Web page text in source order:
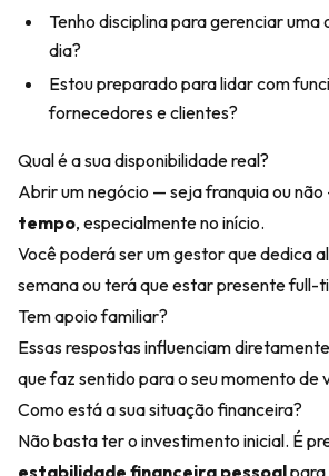
Tenho disciplina para gerenciar uma
dia?
Estou preparado para lidar com
fornecedores e clientes?
Qual é a sua disponibilidade real?
Abrir um negócio — seja franquia ou
tempo, especialmente no início.
Você poderá ser um gestor que dedica
semana ou terá que estar presente full-
Tem apoio familiar?
Essas respostas influenciam
que faz sentido para o seu momento de
Como está a sua situação financeira?
Não basta ter o investimento inicial. É
estabilidade financeira pessoalpara